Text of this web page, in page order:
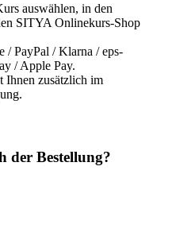
auswählen, in den
SITYA Onlinekurs-Shop
/ PayPal / Klarna / eps-
/ Apple Pay.
Ihnen zusätzlich im
der Bestellung?